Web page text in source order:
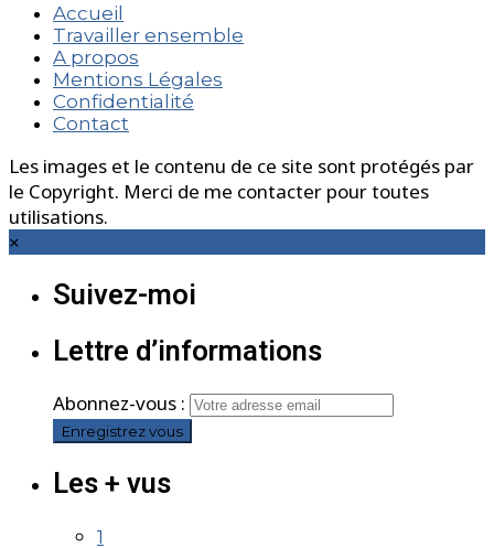
Accueil
Travailler ensemble
A propos
Mentions Légales
Confidentialité
Contact
Les images et le contenu de ce site sont protégés par
le Copyright. Merci de me contacter pour toutes
utilisations.
×
Suivez-moi
Lettre d’informations
Abonnez-vous :
Les + vus
1